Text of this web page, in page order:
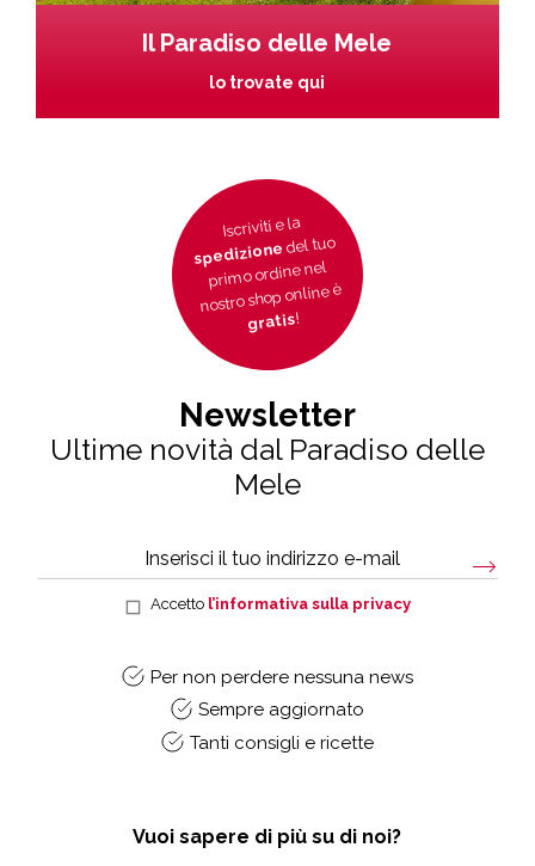
Il Paradiso delle Mele
lo trovate qui
Iscriviti e la
spedizionedel tuo
primo ordine nel
nostro shop online è
gratis!
Newsletter
Ultime novità dal Paradiso delle
Mele
Accetto l’informativa sulla privacy
Per non perdere nessuna news
Sempre aggiornato
Tanti consigli e ricette
Vuoi sapere di più su di noi?